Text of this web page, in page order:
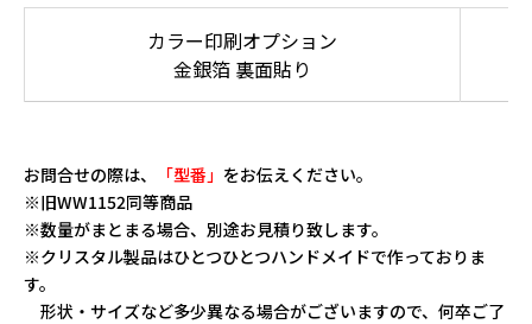
カラー印刷オプション
金銀箔 裏面貼り
お問合せの際は、 「型番」 をお伝えください。
※旧WW1152同等商品
※数量がまとまる場合、別途お見積り致します。
※クリスタル製品はひとつひとつハンドメイドで作っておりま
す。
形状・サイズなど多少異なる場合がございますので、何卒ご了